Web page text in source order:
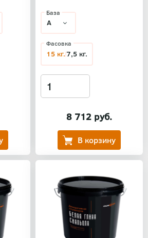
8 712 руб.
База
Фасовка
15 кг.7,5 кг.